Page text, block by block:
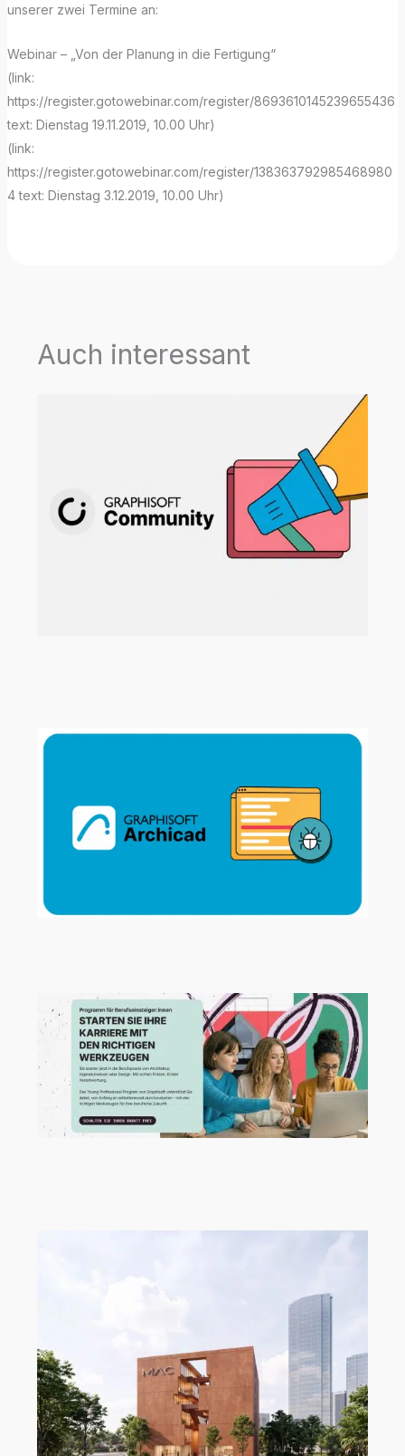
unserer zwei Termine an:
Webinar – „Von der Planung in die Fertigung“
(link:
https://register.gotowebinar.com/register/8693610145239655436
text: Dienstag 19.11.2019, 10.00 Uhr)
(link:
https://register.gotowebinar.com/register/138363792985468980
4 text: Dienstag 3.12.2019, 10.00 Uhr)
Auch interessant